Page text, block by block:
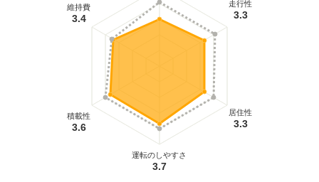
走行性
3.3
居住性
3.3
運転のしやすさ
3.7
積載性
3.6
維持費
3.4